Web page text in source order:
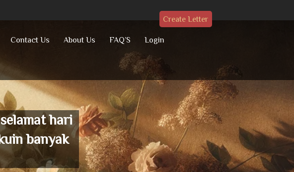
Contact Us About Us FAQ’S Login
Create Letter
hari
banyak